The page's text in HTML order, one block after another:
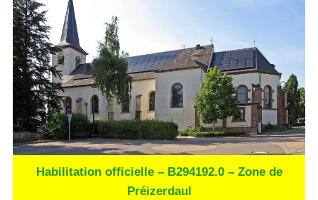
Habilitation officielle – B294192.0 – Zone de
Préizerdaul